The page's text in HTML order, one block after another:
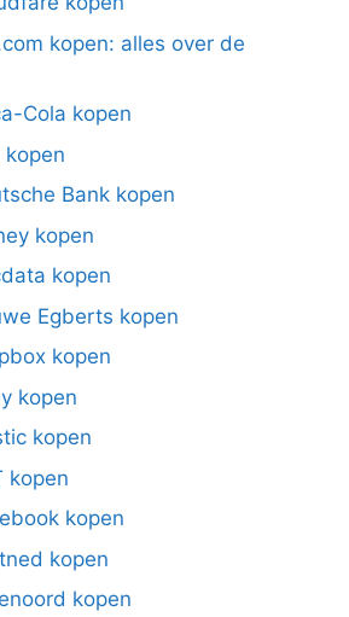
kopen: alles over de
Cola kopen
kopen
Bank kopen
kopen
kopen
Egberts kopen
kopen
kopen
kopen
kopen
kopen
kopen
kopen